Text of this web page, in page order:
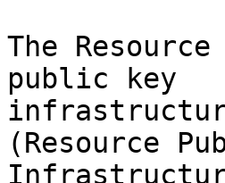
The
public key
(Resource